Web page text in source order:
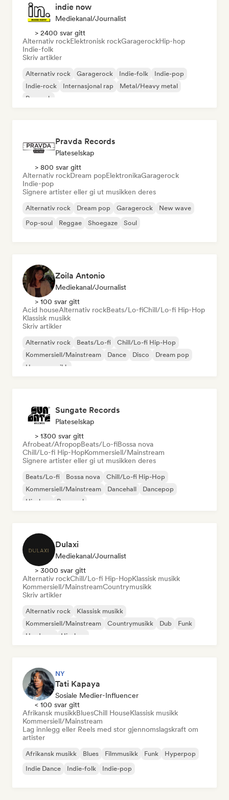
indie now
Mediekanal/journalist
> 2400 svar gitt
Alternativ rockElektronisk rockGaragerockHip-hop
Indie-folk
Skriv artikler
Alternativ rock Garagerock Indie-folk
Indie-pop
Indie-rock
Internasjonal rap
Metal/Heavy metal
Poprock
Pravda Records
Plateselskap
> 800 svar gitt
Alternativ rockDream popElektronikaGaragerock
Indie-pop
Signere artister eller gi ut musikken deres
Alternativ rock Dream pop Garagerock
New wave
Pop-soul
Reggae Shoegaze Soul
Zoila Antonio
Mediekanal/journalist
> 100 svar gitt
Acid houseAlternativ rockBeats/Lo-fiChill/Lo-fi Hip-Hop
Klassisk musikk
Skriv artikler
Alternativ rock Beats/Lo-fi
Chill/Lo-fi Hip-Hop
Kommersiell/Mainstream
Dance Disco
Dream pop
House-musikk
Sungate Records
Plateselskap
> 1300 svar gitt
Afrobeat/AfropopBeats/Lo-fiBossa nova
Chill/Lo-fi Hip-HopKommersiell/Mainstream
Signere artister eller gi ut musikken deres
Beats/Lo-fi Bossa nova
Chill/Lo-fi Hip-Hop
Kommersiell/Mainstream
Dancehall
Dancepop
Hip-hop
Pop-soul
Dulaxi
Mediekanal/journalist
> 3000 svar gitt
Alternativ rockChill/Lo-fi Hip-HopKlassisk musikk
Kommersiell/MainstreamCountrymusikk
Skriv artikler
Alternativ rock
Klassisk musikk
Kommersiell/Mainstream
Countrymusikk Dub
Funk
Hardcore
Hip-hop
NY
Tati Kapaya
Sosiale Medier-Influencer
< 100 svar gitt
Afrikansk musikkBluesChill HouseKlassisk musikk
Kommersiell/Mainstream
Lag innlegg eller Reels med stor gjennomslagskraft om
artister
Afrikansk musikk Blues Filmmusikk Funk
Hyperpop
Indie Dance
Indie-folk Indie-pop